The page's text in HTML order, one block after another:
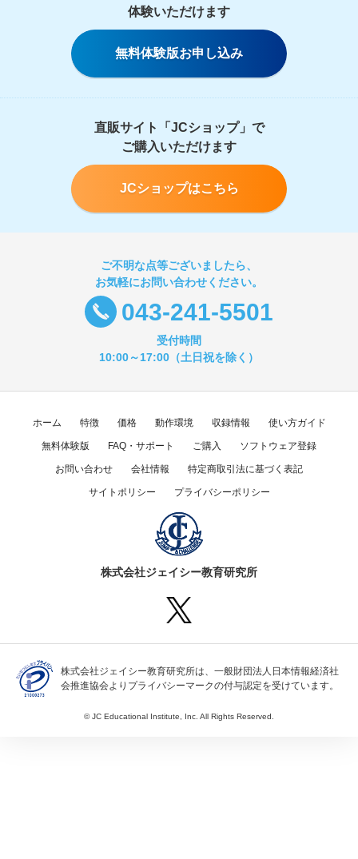
体験いただけます
無料体験版お申し込み
直販サイト「JCショップ」で
ご購入いただけます
JCショップはこちら
ご不明な点等ございましたら、
お気軽にお問い合わせください。
043-241-5501
受付時間
10:00～17:00（土日祝を除く）
ホーム 特徴 価格 動作環境 収録情報 使い方ガイド
無料体験版 FAQ・サポート ご購入 ソフトウェア登録
お問い合わせ 会社情報 特定商取引法に基づく表記
サイトポリシー プライバシーポリシー
株式会社ジェイシー教育研究所
株式会社ジェイシー教育研究所は、一般財団法人日本情報経済社
会推進協会よりプライバシーマークの付与認定を受けています。
© JC Educational Institute, Inc. All Rights Reserved.